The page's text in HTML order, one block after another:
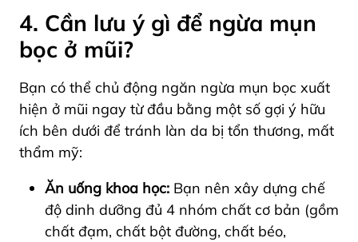
4. Cần lưu ý gì để ngừa mụn
bọc ở mũi?
Bạn có thể chủ động ngăn ngừa mụn bọc xuất
hiện ở mũi ngay từ đầu bằng một số gợi ý hữu
ích bên dưới để tránh làn da bị tổn thương, mất
thẩm mỹ:
Ăn uống khoa học: Bạn nên xây dựng chế
độ dinh dưỡng đủ 4 nhóm chất cơ bản (gồm
chất đạm, chất bột đường, chất béo,